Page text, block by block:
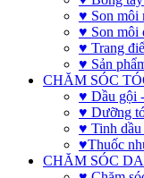
♥ Son môi
♥ Son môi
♥ Trang
♥ Sản
CHĂM SÓC
♥ Dầu gội
♥ Dưỡng
♥ Tinh dầu
♥Thuốc
CHĂM SÓC